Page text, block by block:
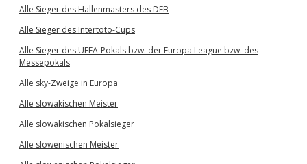
Alle Sieger des Hallenmasters des DFB
Alle Sieger des Intertoto-Cups
Alle Sieger des UEFA-Pokals bzw. der Europa League bzw. des
Messepokals
Alle sky-Zweige in Europa
Alle slowakischen Meister
Alle slowakischen Pokalsieger
Alle slowenischen Meister